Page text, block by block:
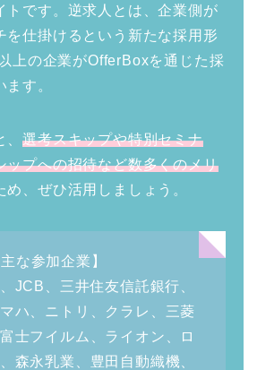
トです。逆求人とは、企業側が
を仕掛けるという新たな採用形
上の企業がOfferBoxを通じた採
す。
、選考スキップや特別セミナ
ップへの招待など数多くのメリ
め、ぜひ活用しましょう。
な参加企業】
JCB、三井住友信託銀行、
ハ、ニトリ、クラレ、三菱
士フイルム、ライオン、ロ
森永乳業、豊田自動織機、